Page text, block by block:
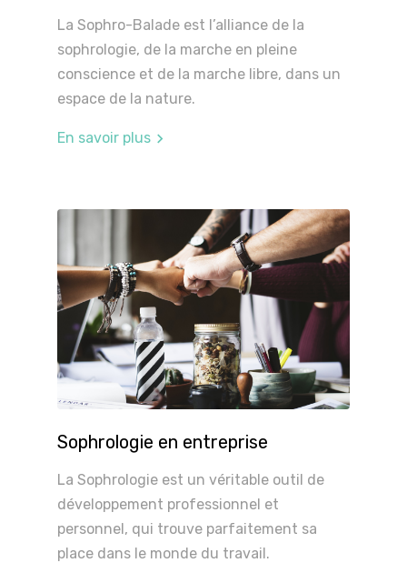
La Sophro-Balade est l’alliance de la
sophrologie, de la marche en pleine
conscience et de la marche libre, dans un
espace de la nature.
En savoir plus
Sophrologie en entreprise
La Sophrologie est un véritable outil de
développement professionnel et
personnel, qui trouve parfaitement sa
place dans le monde du travail.